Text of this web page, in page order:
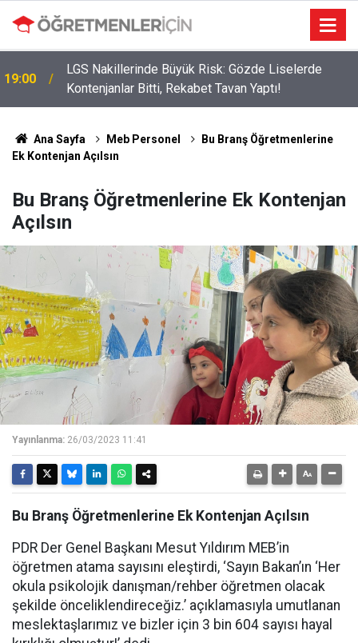
19:00
LGS Nakillerinde Büyük Risk: Gözde Liselerde
Kontenjanlar Bitti, Rekabet Tavan Yaptı!
Ana Sayfa Meb Personel
Bu Branş Öğretmenlerine
Ek Kontenjan Açılsın
Bu Branş Öğretmenlerine Ek Kontenjan
Açılsın
Yayınlanma: 26/03/2023 11:41
Bu Branş Öğretmenlerine Ek Kontenjan Açılsın
PDR Der Genel Başkanı Mesut Yıldırım MEB’in
öğretmen atama sayısını eleştirdi, ‘Sayın Bakan’ın ‘Her
okula psikolojik danışman/rehber öğretmen olacak
şekilde önceliklendireceğiz.’ açıklamasıyla umutlanan
meslektaşlarımız ve bizler için 3 bin 604 sayısı hayal